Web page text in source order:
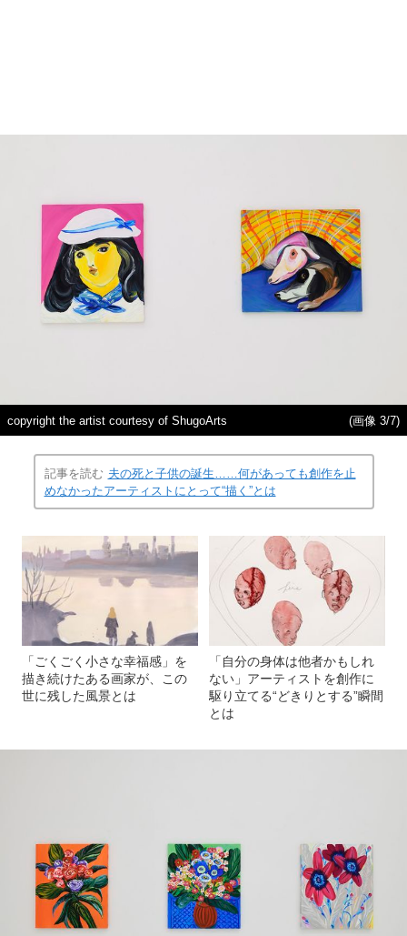
copyright the artist courtesy of ShugoArts (画像 3/7)
記事を読む 夫の死と子供の誕生……何があっても創作を止
めなかったアーティストにとって“描く”とは
「ごくごく小さな幸福感」を
描き続けたある画家が、この
世に残した風景とは
「自分の身体は他者かもしれ
ない」アーティストを創作に
駆り立てる“どきりとする”瞬間
とは